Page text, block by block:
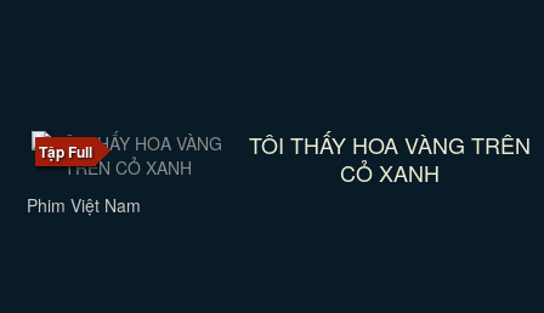
Tập Full
TÔI THẤY HOA VÀNG TRÊN
CỎ XANH
Phim Việt Nam